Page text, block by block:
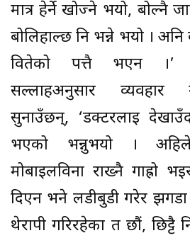
मात्र हेर्ने खोज्ने भयो, बोल्नै
बोलिहाल्छ नि भन्ने भयो । अनि
वितेको पत्तै भएन ।’
सल्लाहअनुसार व्यवहार
सुनाउँछन्, ‘डक्टरलाई
भएको भन्नुभयो ।
मोबाइलविना राख्नै गाह्रो
दिएन भने लडीबुडी गरेर
थेरापी गरिरहेका त छौं,